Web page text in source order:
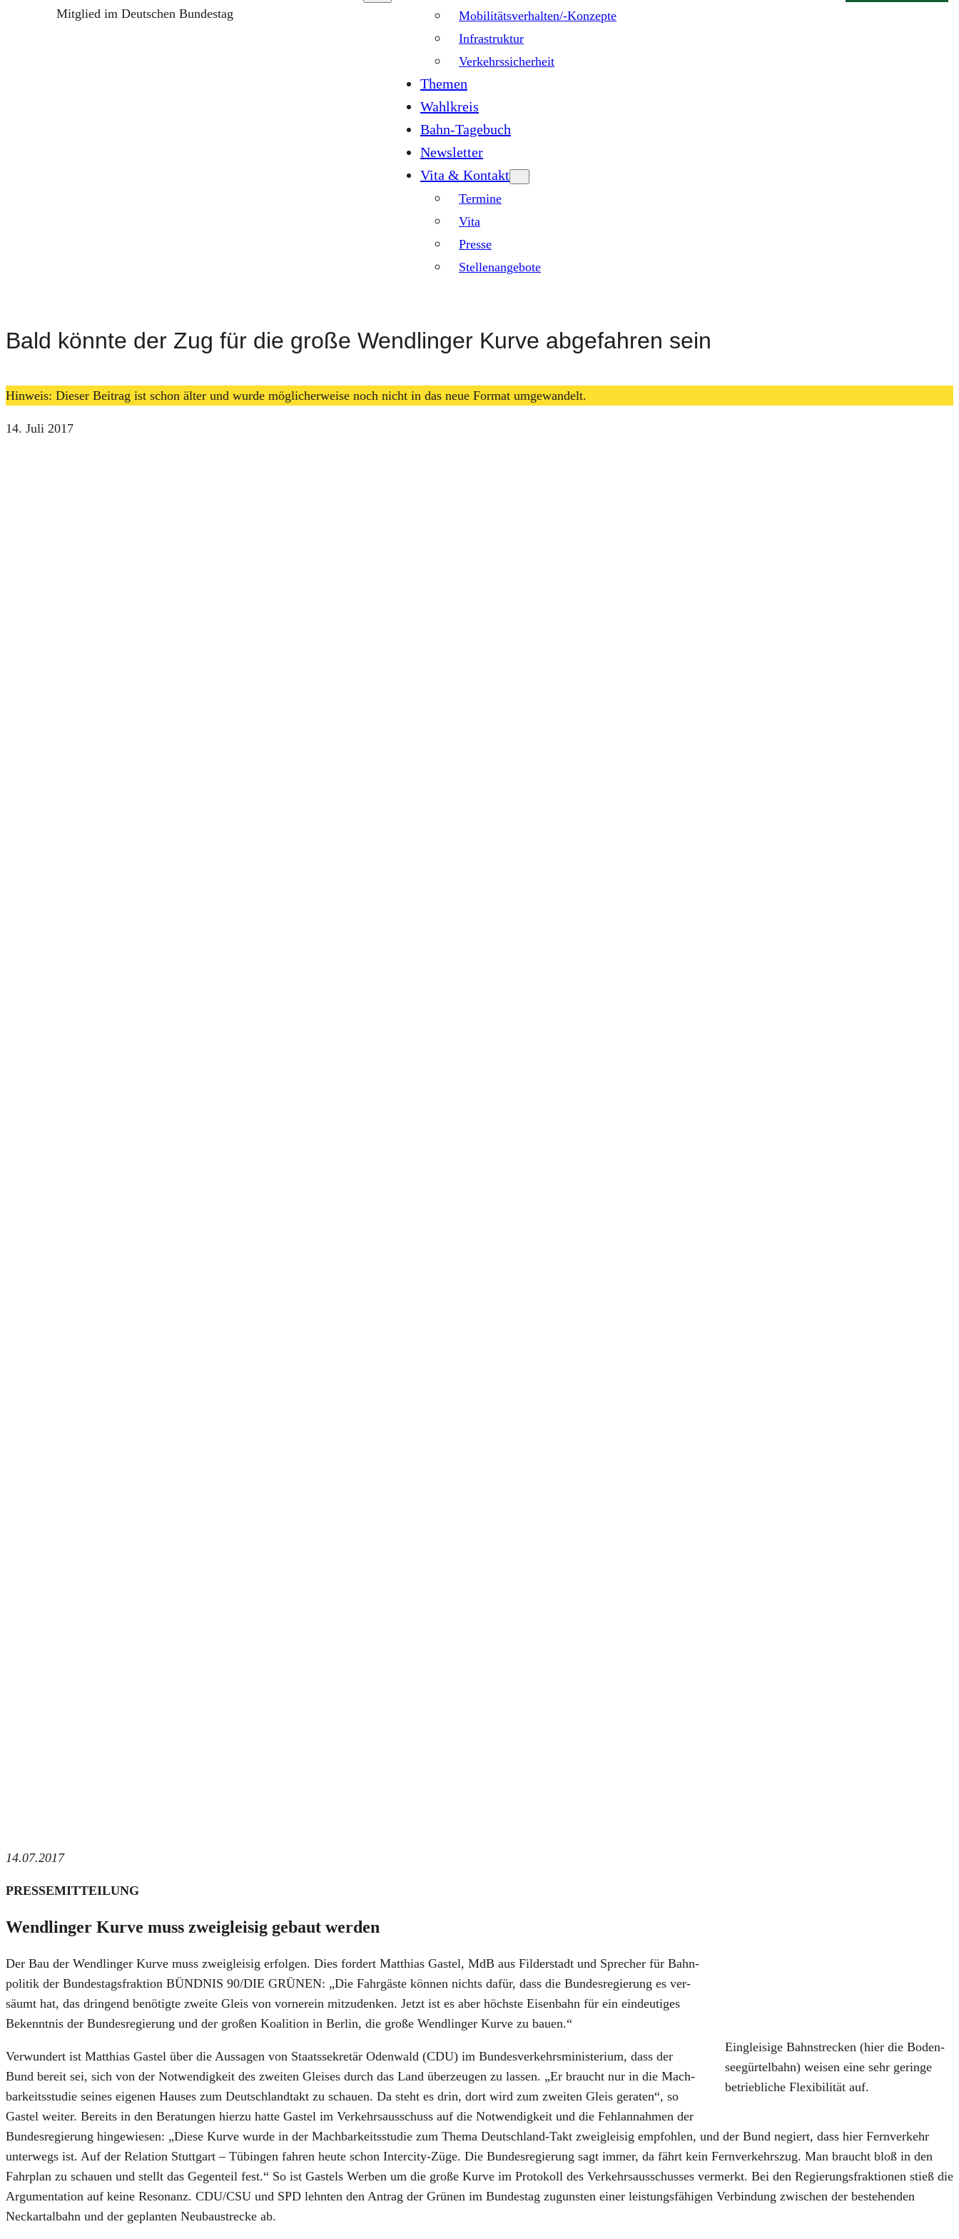
Mitglied im Deutschen Bundestag
Mobilitätsverhalten/-Konzepte
Infrastruktur
Verkehrssicherheit
Themen
Wahlkreis
Bahn-Tagebuch
Newsletter
Vita & Kontakt
Termine
Vita
Presse
Stellenangebote
Bald könnte der Zug für die große Wendlinger Kurve abgefahren sein
Hinweis: Dieser Beitrag ist schon älter und wurde möglicherweise noch nicht in das neue Format umgewandelt.
14. Juli 2017
Ein­glei­si­ge Bahn­stre­cken (hier die Boden­
see­gür­tel­bahn) wei­sen eine sehr gerin­ge
betrieb­li­che Fle­xi­bi­li­tät auf.
14.07.2017
PRESSEMITTEILUNG
Wend­lin­ger Kur­ve muss zwei­glei­sig gebaut wer­den
Der Bau der Wend­lin­ger Kur­ve muss zwei­glei­sig erfol­gen. Dies for­dert Mat­thi­as Gastel, MdB aus Fil­der­stadt und Spre­cher für Bahn­
po­li­tik der Bun­des­tags­frak­ti­on BÜNDNIS 90/DIE GRÜNEN: „Die Fahr­gäs­te kön­nen nichts dafür, dass die Bun­des­re­gie­rung es ver­
säumt hat, das drin­gend benö­tig­te zwei­te Gleis von vor­ner­ein mit­zu­den­ken. Jetzt ist es aber höchs­te Eisen­bahn für ein ein­deu­ti­ges
Bekennt­nis der Bun­des­re­gie­rung und der gro­ßen Koali­ti­on in Ber­lin, die gro­ße Wend­lin­ger Kur­ve zu bau­en.“
Ver­wun­dert ist Mat­thi­as Gastel über die Aus­sa­gen von Staats­se­kre­tär Oden­wald (CDU) im Bun­des­ver­kehrs­mi­nis­te­ri­um, dass der
Bund bereit sei, sich von der Not­wen­dig­keit des zwei­ten Glei­ses durch das Land über­zeu­gen zu las­sen. „Er braucht nur in die Mach­
bar­keits­stu­die sei­nes eige­nen Hau­ses zum Deutsch­land­takt zu schau­en. Da steht es drin, dort wird zum zwei­ten Gleis gera­ten“, so
Gastel wei­ter. Bereits in den Bera­tun­gen hier­zu hat­te Gastel im Ver­kehrs­aus­schuss auf die Not­wen­dig­keit und die Fehl­an­nah­men der
Bun­des­re­gie­rung hin­ge­wie­sen: „Die­se Kur­ve wur­de in der Mach­bar­keits­stu­die zum The­ma Deutsch­land-Takt zwei­glei­sig emp­foh­len, und der Bund negiert, dass hier Fern­ver­kehr
unter­wegs ist. Auf der Rela­ti­on Stutt­gart – Tübin­gen fah­ren heu­te schon Inter­ci­ty-Züge. Die Bun­des­re­gie­rung sagt immer, da fährt kein Fern­ver­kehrs­zug. Man braucht bloß in den
Fahr­plan zu schau­en und stellt das Gegen­teil fest.“ So ist Gastels Wer­ben um die gro­ße Kur­ve im Pro­to­koll des Ver­kehrs­aus­schus­ses ver­merkt. Bei den Regie­rungs­frak­tio­nen stieß die
Argu­men­ta­ti­on auf kei­ne Reso­nanz. CDU/CSU und SPD lehn­ten den Antrag der Grü­nen im Bun­des­tag zuguns­ten einer leis­tungs­fä­hi­gen Ver­bin­dung zwi­schen der bestehen­den
Neckar­tal­bahn und der geplan­ten Neu­bau­stre­cke ab.